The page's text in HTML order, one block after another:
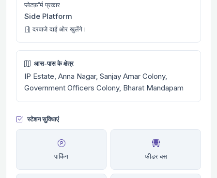
प्लेटफ़ॉर्म प्रकार
Side Platform
दरवाजे दाईं ओर खुलेंगे।
आस-पास के क्षेत्र
IP Estate, Anna Nagar, Sanjay Amar Colony,
Government Officers Colony, Bharat Mandapam
स्टेशन सुविधाएं
पार्किंग फीडर बस